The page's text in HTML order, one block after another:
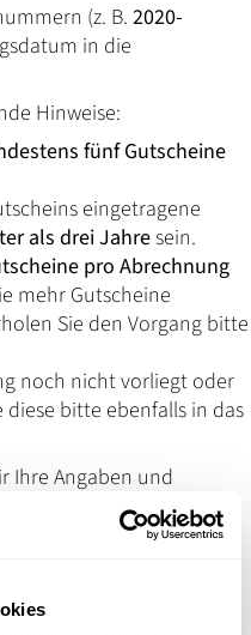
(z. B. 2020-
in die
Hinweise:
fünf Gutscheine
eingetragene
als drei Jahresein.
pro Abrechnung
mehr Gutscheine
Sie den Vorgang bitte
noch nicht vorliegt oder
bitte ebenfalls in das
Ihre Angaben und